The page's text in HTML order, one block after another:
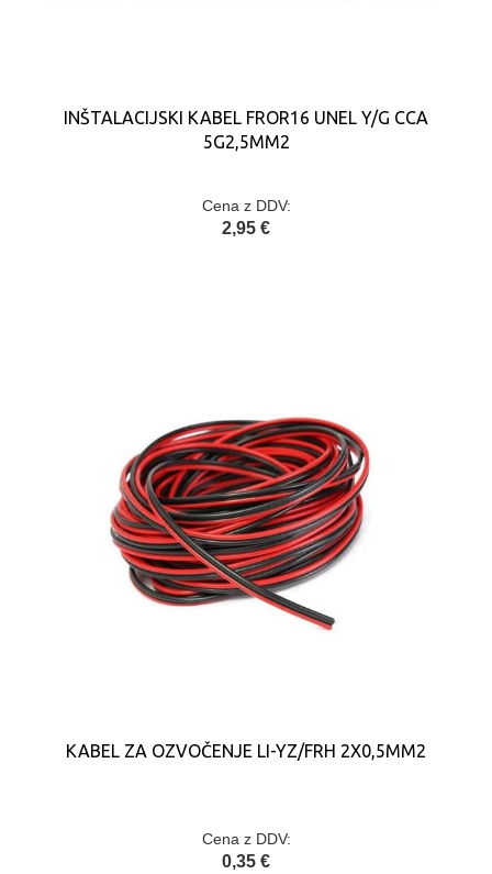
INŠTALACIJSKI KABEL FROR16 UNEL Y/G CCA
5G2,5MM2
Cena z DDV:
2,95 €
KABEL ZA OZVOČENJE LI-YZ/FRH 2X0,5MM2
Cena z DDV:
0,35 €